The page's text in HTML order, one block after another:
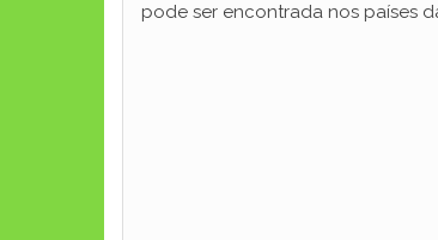
pode ser encontrada nos países